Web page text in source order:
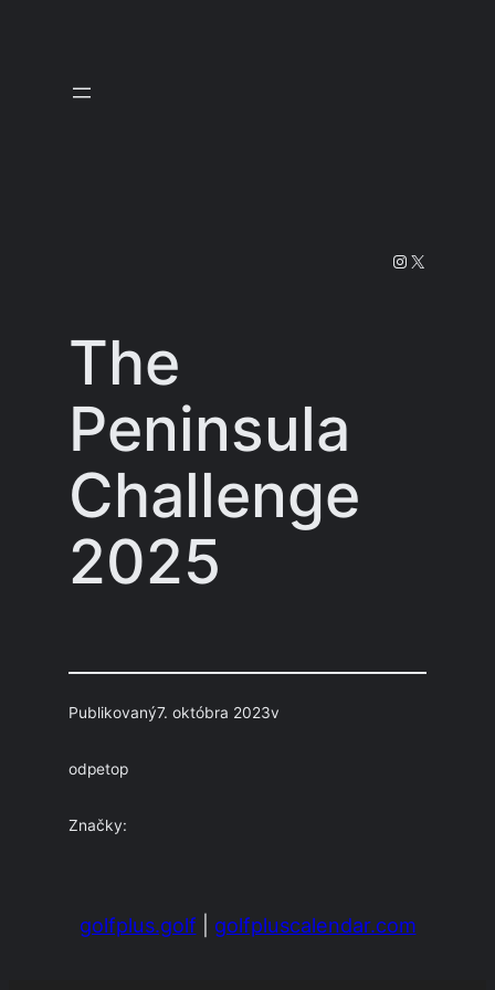
Instagram X
The
Peninsula
Challenge
2025
Publikovaný7. októbra 2023v
odpetop
Značky:
golfplus.golf golfpluscalendar.com